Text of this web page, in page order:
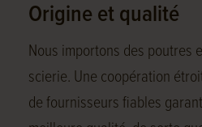
Origine et qualité
Nous importons des poutres
scierie. Une coopération
de fournisseurs fiables